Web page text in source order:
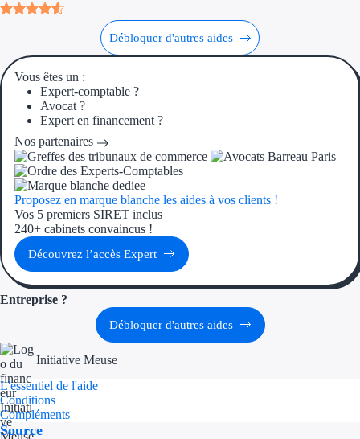
Aides Région
Aides Région
Nos tarifs
Recherche autonome
Débloquer d'autres aides
Vous êtes un :
Expert-comptable ?
Avocat ?
Expert en financement ?
Nos partenaires
Proposez en marque blanche les aides à vos clients !
Vos 5 premiers SIRET inclus
240+ cabinets convaincus !
Découvrez l’accès Expert
Entreprise ?
Débloquer d'autres aides
Initiative Meuse
L'essentiel de l'aide
Conditions
Compléments
Source